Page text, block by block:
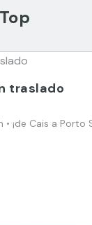
traslado
• ¡de Cais a Porto